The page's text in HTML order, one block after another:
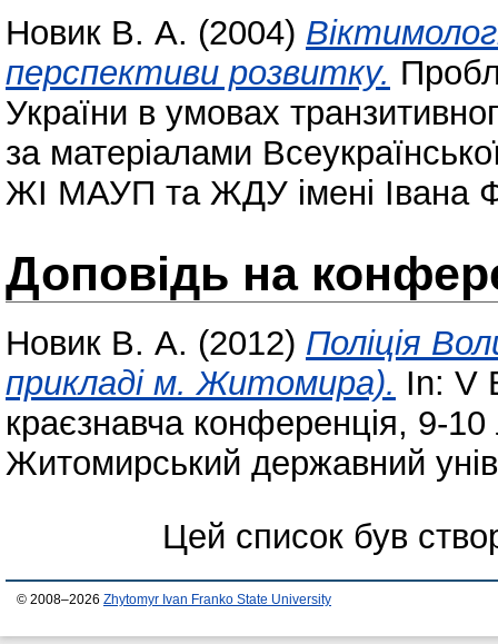
Новик В. А. (2004)
перспективи розвитку.
України в умовах
за матеріалами
ЖІ МАУП та ЖДУ імені Івана
Доповідь на
Новик В. А. (2012) Поліція
прикладі м. Житомира). In: V
краєзнавча конференція, 9-
Житомирський державний
Цей список був
© 2008–2026 Zhytomyr Ivan Franko State University